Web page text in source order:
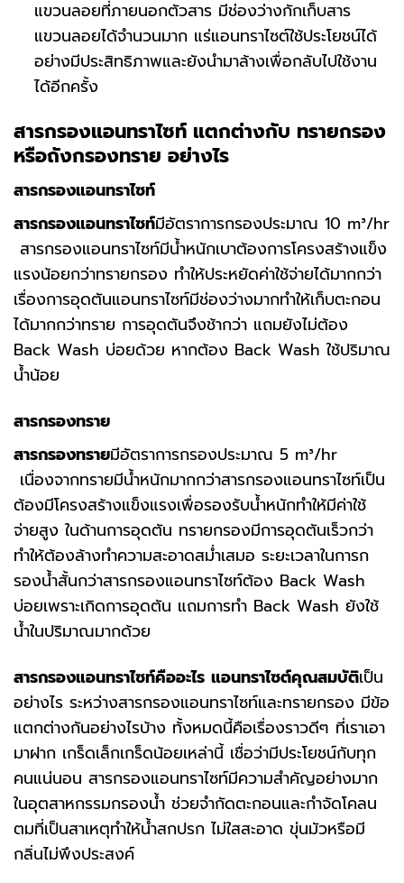
แขวนลอยที่ภายนอกตัวสาร มีช่องว่างกักเก็บสาร
แขวนลอยได้จำนวนมาก แร่แอนทราไซต์ใช้ประโยชน์ได้
อย่างมีประสิทธิภาพและยังนำมาล้างเพื่อกลับไปใช้งาน
ได้อีกครั้ง
สารกรองแอนทราไซท์ แตกต่างกับ ทรายกรอง
หรือถังกรองทราย อย่างไร
สารกรองแอนทราไซท์
สารกรองแอนทราไซท์มีอัตราการกรองประมาณ 10 m³/hr
สารกรองแอนทราไซท์มีน้ำหนักเบาต้องการโครงสร้างแข็ง
แรงน้อยกว่าทรายกรอง ทำให้ประหยัดค่าใช้จ่ายได้มากกว่า
เรื่องการอุดตันแอนทราไซท์มีช่องว่างมากทำให้เก็บตะกอน
ได้มากกว่าทราย การอุดตันจึงช้ากว่า แถมยังไม่ต้อง
Back Wash บ่อยด้วย หากต้อง Back Wash ใช้ปริมาณ
น้ำน้อย
สารกรองทราย
สารกรองทรายมีอัตราการกรองประมาณ 5 m³/hr
เนื่องจากทรายมีน้ำหนักมากกว่าสารกรองแอนทราไซท์เป็น
ต้องมีโครงสร้างแข็งแรงเพื่อรองรับน้ำหนักทำให้มีค่าใช้
จ่ายสูง ในด้านการอุดตัน ทรายกรองมีการอุดตันเร็วกว่า
ทำให้ต้องล้างทำความสะอาดสม่ำเสมอ ระยะเวลาในการก
รองน้ำสั้นกว่าสารกรองแอนทราไซท์ต้อง Back Wash
บ่อยเพราะเกิดการอุดตัน แถมการทำ Back Wash ยังใช้
น้ำในปริมาณมากด้วย
สารกรองแอนทราไซท์คืออะไร แอนทราไซต์คุณสมบัติเป็น
อย่างไร ระหว่างสารกรองแอนทราไซท์และทรายกรอง มีข้อ
แตกต่างกันอย่างไรบ้าง ทั้งหมดนี้คือเรื่องราวดีๆ ที่เราเอา
มาฝาก เกร็ดเล็กเกร็ดน้อยเหล่านี้ เชื่อว่ามีประโยชน์กับทุก
คนแน่นอน สารกรองแอนทราไซท์มีความสำคัญอย่างมาก
ในอุตสาหกรรมกรองน้ำ ช่วยจำกัดตะกอนและกำจัดโคลน
ตมที่เป็นสาเหตุทำให้น้ำสกปรก ไม่ใสสะอาด ขุ่นมัวหรือมี
กลิ่นไม่พึงประสงค์